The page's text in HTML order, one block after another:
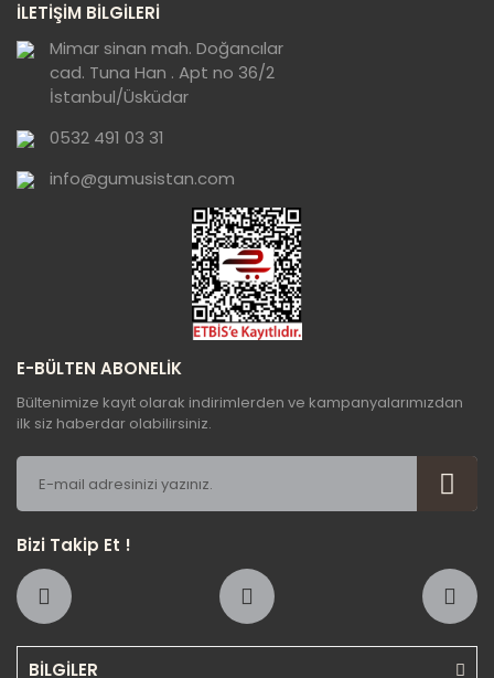
görüntülenemiyor.
Ürün açıklamasında eksik bilgiler bulunuyor.
Ürün bilgilerinde hatalar bulunuyor.
Ürün fiyatı diğer sitelerden daha pahalı.
Bu ürüne benzer farklı alternatifler olmalı.
Gönder
İLETİŞİM BİLGİLERİ
Mimar sinan mah. Doğancılar
cad. Tuna Han . Apt no 36/2
İstanbul/Üsküdar
0532 491 03 31
info@gumusistan.com
BİLGİLER
E-BÜLTEN ABONELİK
Bültenimize kayıt olarak indirimlerden ve kampanyalarımızdan
ilk siz haberdar olabilirsiniz.
Bizi Takip Et !